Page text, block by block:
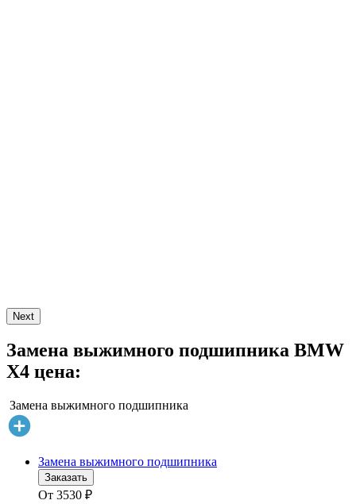
Next
Замена выжимного подшипника BMW
X4 цена:
Замена выжимного подшипника
Замена выжимного подшипника
Заказать
От 3530 ₽